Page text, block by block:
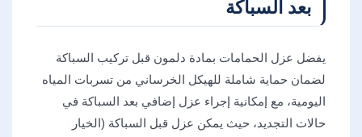
بعد السباكة
يفضل عزل الحمامات بمادة دلمون قبل تركيب السباكة
لضمان حماية شاملة للهيكل الخرساني من تسربات المياه
اليومية، مع إمكانية إجراء عزل إضافي بعد السباكة في
حالات التجديد، حيث يمكن ​عزل قبل السباكة (الخيار